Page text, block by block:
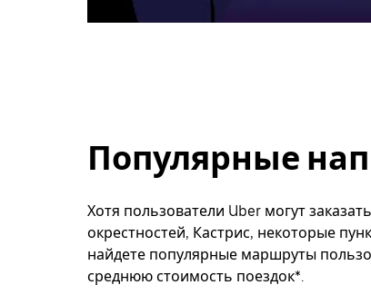
Популярные
Хотя пользователи Uber могут
окрестностей, Кастрис, некоторые
найдете популярные маршруты
среднюю стоимость поездок*.